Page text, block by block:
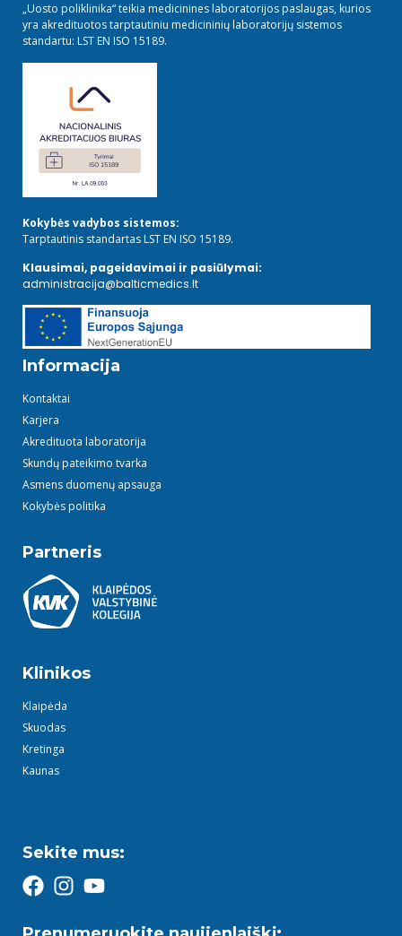
„Uosto poliklinika“ teikia medicinines laboratorijos paslaugas, kurios
yra akredituotos tarptautiniu medicininių laboratorijų sistemos
standartu: LST EN ISO 15189.
Kokybės vadybos sistemos:
Tarptautinis standartas LST EN ISO 15189.
Klausimai, pageidavimai ir pasiūlymai:
administracija@balticmedics.lt
Informacija
Kontaktai
Karjera
Akredituota laboratorija
Skundų pateikimo tvarka
Asmens duomenų apsauga
Kokybės politika
Partneris
Klinikos
Klaipėda
Skuodas
Kretinga
Kaunas
Sekite mus: